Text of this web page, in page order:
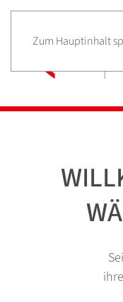
Zum Hauptinhalt